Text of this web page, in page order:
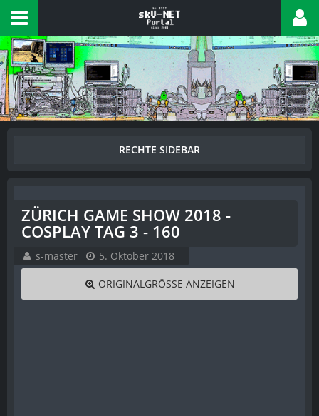
ZÜRICH GAME SHOW 2018 -
COSPLAY TAG 3 - 160
s-master 5. Oktober 2018
ORIGINALGRÖSSE ANZEIGEN